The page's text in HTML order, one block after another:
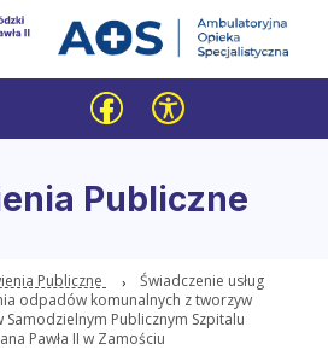
Publiczne
Publiczne
Świadczenie usług
odpadów komunalnych z tworzyw
Publicznym Szpitalu
Pawła II w Zamościu